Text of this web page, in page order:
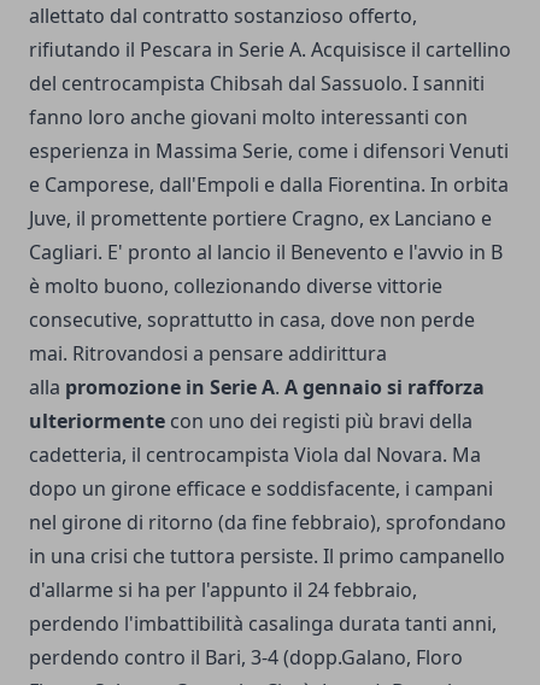
allettato dal contratto sostanzioso offerto,
rifiutando il Pescara in Serie A. Acquisisce il cartellino
del centrocampista Chibsah dal Sassuolo. I sanniti
fanno loro anche giovani molto interessanti con
esperienza in Massima Serie, come i difensori Venuti
e Camporese, dall'Empoli e dalla Fiorentina. In orbita
Juve, il promettente portiere Cragno, ex Lanciano e
Cagliari. E' pronto al lancio il Benevento e l'avvio in B
è molto buono, collezionando diverse vittorie
consecutive, soprattutto in casa, dove non perde
mai. Ritrovandosi a pensare addirittura
alla promozione in Serie A. A gennaio si rafforza
ulteriormente con uno dei registi più bravi della
cadetteria, il centrocampista Viola dal Novara. Ma
dopo un girone efficace e soddisfacente, i campani
nel girone di ritorno (da fine febbraio), sprofondano
in una crisi che tuttora persiste. Il primo campanello
d'allarme si ha per l'appunto il 24 febbraio,
perdendo l'imbattibilità casalinga durata tanti anni,
perdendo contro il Bari, 3-4 (dopp.Galano, Floro